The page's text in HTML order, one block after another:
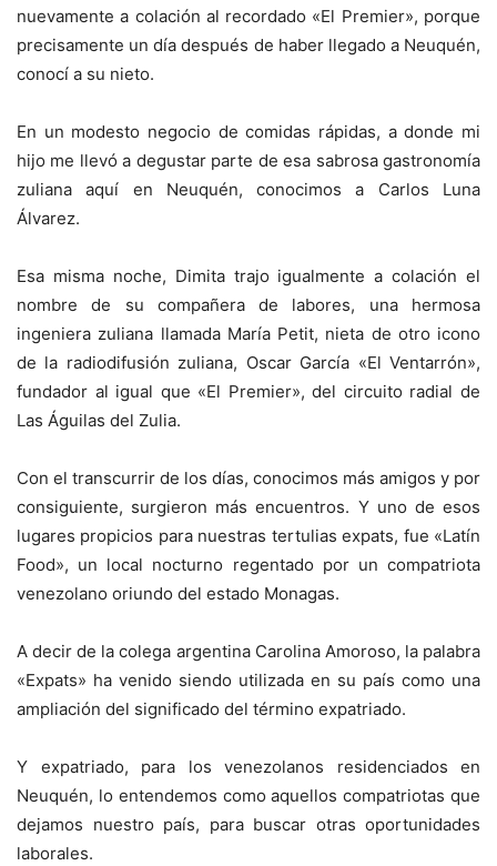
nuevamente a colación al recordado «El Premier», porque
precisamente un día después de haber llegado a Neuquén,
conocí a su nieto.
En un modesto negocio de comidas rápidas, a donde mi
hijo me llevó a degustar parte de esa sabrosa gastronomía
zuliana aquí en Neuquén, conocimos a Carlos Luna
Álvarez.
Esa misma noche, Dimita trajo igualmente a colación el
nombre de su compañera de labores, una hermosa
ingeniera zuliana llamada María Petit, nieta de otro icono
de la radiodifusión zuliana, Oscar García «El Ventarrón»,
fundador al igual que «El Premier», del circuito radial de
Las Águilas del Zulia.
Con el transcurrir de los días, conocimos más amigos y por
consiguiente, surgieron más encuentros. Y uno de esos
lugares propicios para nuestras tertulias expats, fue «Latín
Food», un local nocturno regentado por un compatriota
venezolano oriundo del estado Monagas.
A decir de la colega argentina Carolina Amoroso, la palabra
«Expats» ha venido siendo utilizada en su país como una
ampliación del significado del término expatriado.
Y expatriado, para los venezolanos residenciados en
Neuquén, lo entendemos como aquellos compatriotas que
dejamos nuestro país, para buscar otras oportunidades
laborales.